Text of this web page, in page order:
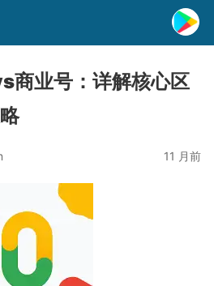
商业号：详解核心区
11 月前